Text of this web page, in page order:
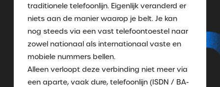
traditionele telefoonlijn. Eigenlijk veranderd er
niets aan de manier waarop je belt. Je kan
nog steeds via een vast telefoontoestel naar
zowel nationaal als internationaal vaste en
mobiele nummers bellen.
Alleen verloopt deze verbinding niet meer via
een aparte, vaak dure, telefoonlijn (ISDN / BA-